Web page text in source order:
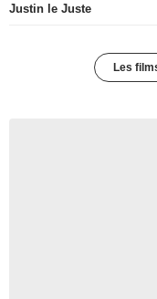
Justin le Juste
Les